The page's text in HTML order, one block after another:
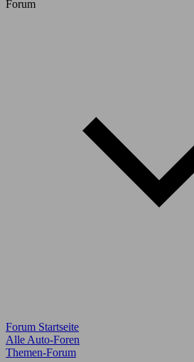
Forum
Forum Startseite
Alle Auto-Foren
Themen-Forum